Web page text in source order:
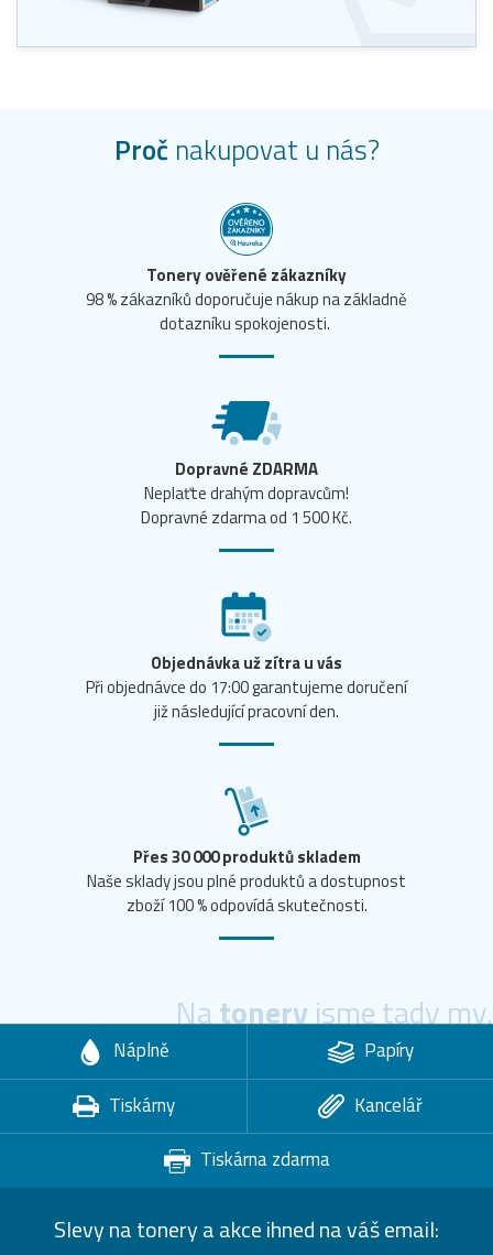
Proč nakupovat u nás?
Tonery ověřené zákazníky
98 % zákazníků doporučuje nákup na základně
dotazníku spokojenosti.
Dopravné ZDARMA
Neplaťte drahým dopravcům!
Dopravné zdarma od 1 500 Kč.
Objednávka už zítra u vás
Při objednávce do 17:00 garantujeme doručení
již následující pracovní den.
Přes 30 000 produktů skladem
Naše sklady jsou plné produktů a dostupnost
zboží 100 % odpovídá skutečnosti.
Natoneryjsme tady my.
Náplně
Papíry
Tiskárny
Kancelář
Tiskárna zdarma
Slevy na tonery a akce ihned na váš email: